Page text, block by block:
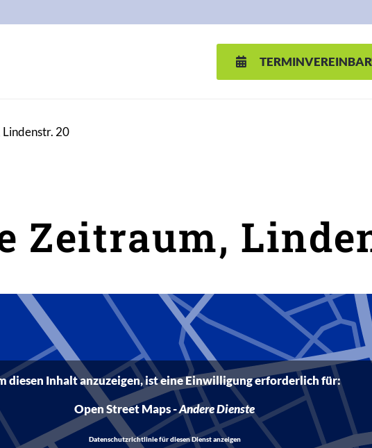
20
Zeitraum,
diesen Inhalt anzuzeigen, ist eine Einwilligung erforderlich für:
Open Street Maps-Andere Dienste
Datenschutzrichtlinie für diesen Dienst anzeigen